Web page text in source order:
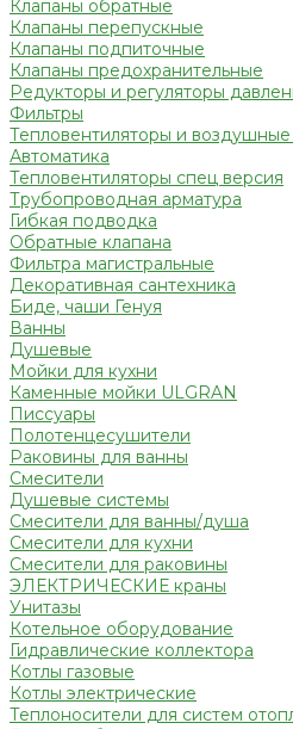
Клапаны обратные
Клапаны перепускные
Клапаны подпиточные
Клапаны предохранительные
Редукторы и регуляторы
Фильтры
Тепловентиляторы и
Автоматика
Тепловентиляторы спец версия
Трубопроводная арматура
Гибкая подводка
Обратные клапана
Фильтра магистральные
Декоративная сантехника
Биде, чаши Генуя
Ванны
Душевые
Мойки для кухни
Каменные мойки ULGRAN
Писсуары
Полотенцесушители
Раковины для ванны
Смесители
Душевые системы
Смесители для ванны/душа
Смесители для кухни
Смесители для раковины
ЭЛЕКТРИЧЕСКИЕ краны
Унитазы
Котельное оборудование
Гидравлические коллектора
Котлы газовые
Котлы электрические
Теплоносители для систем